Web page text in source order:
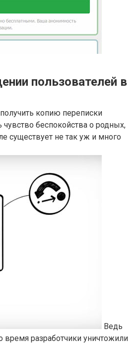
пользователей в
копию переписки
беспокойства о родных,
существует не так уж и много
Ведь
время разработчики уничтожили